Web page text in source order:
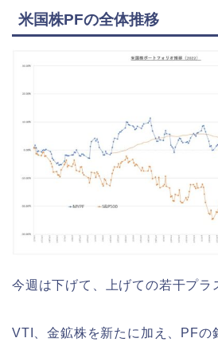
米国株PFの全体推移
今週は下げて、上げての若干プラ
VTI、金鉱株を新たに加え、PFの